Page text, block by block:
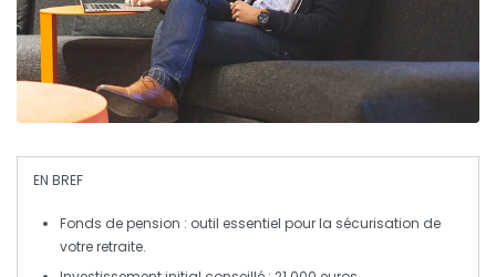
EN BREF
Fonds de pension : outil essentiel pour la sécurisation de
votre retraite.